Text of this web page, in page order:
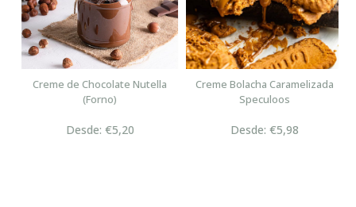
Creme de Chocolate Nutella
(Forno)
Desde: €5,20
Creme Bolacha Caramelizada
Speculoos
Desde: €5,98